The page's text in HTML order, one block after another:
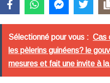
Sélectionné pour vous : Cas
les pèlerins guinéens? le
mesures et fait une invite à